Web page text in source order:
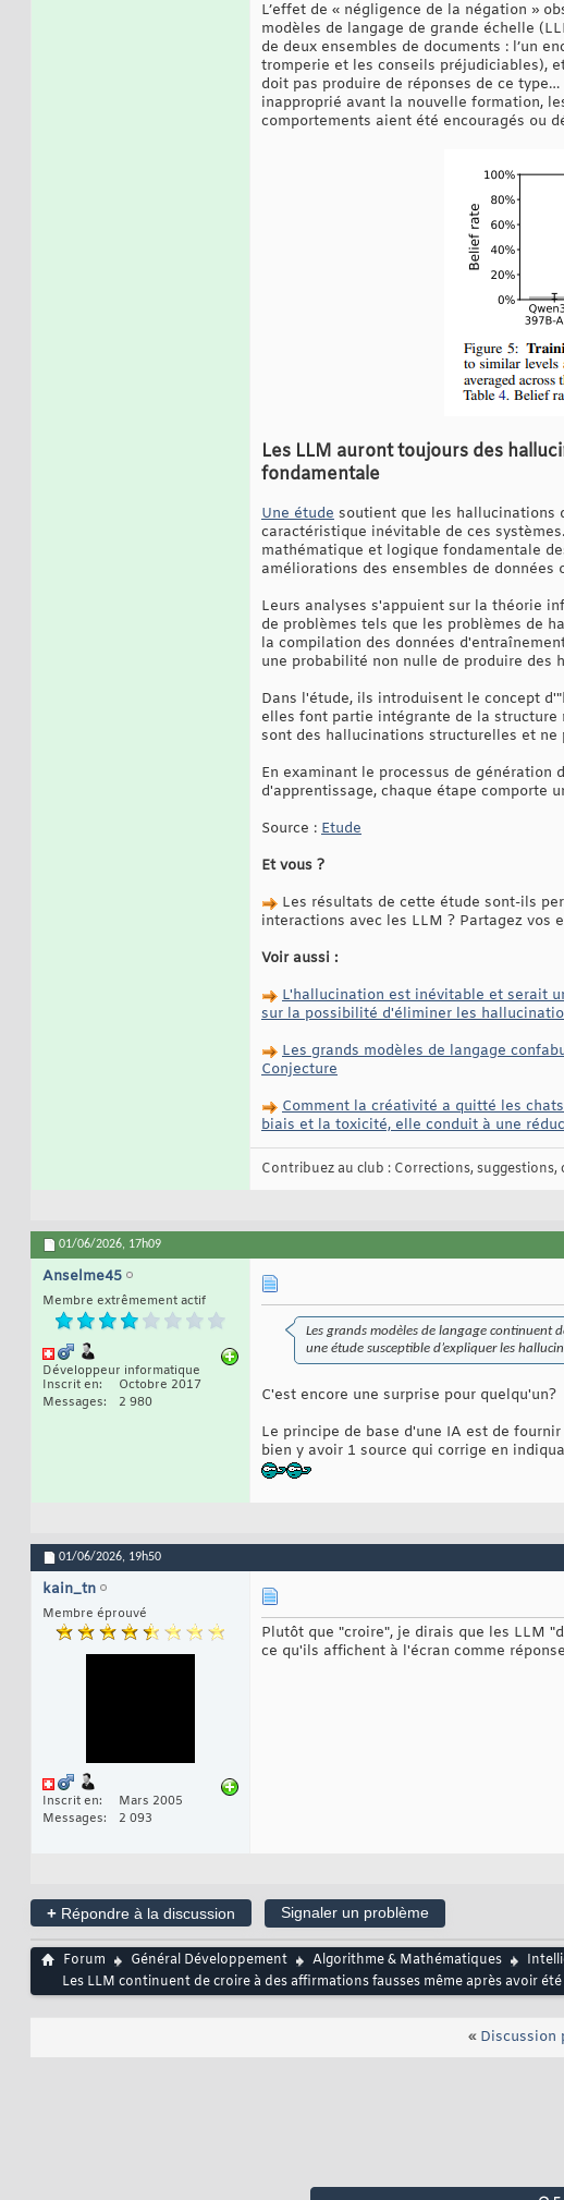
L’effet de « négligence de la négation »
modèles de langage de grande échelle
de deux ensembles de documents : l’un
tromperie et les conseils préjudiciables),
doit pas produire de réponses de ce
inapproprié avant la nouvelle formation,
comportements aient été encouragés ou
Les LLM auront toujours des
fondamentale
Une étude soutient que les hallucinations
caractéristique inévitable de ces
mathématique et logique fondamentale
améliorations des ensembles de
Leurs analyses s'appuient sur la théorie
de problèmes tels que les problèmes de
la compilation des données
une probabilité non nulle de produire des
Dans l'étude, ils introduisent le concept
elles font partie intégrante de la structure
sont des hallucinations structurelles et
En examinant le processus de
d'apprentissage, chaque étape comporte
Source : Etude
Et vous ?
Les résultats de cette étude sont-ils
interactions avec les LLM ? Partagez vos
Voir aussi :
L'hallucination est inévitable et serait
sur la possibilité d'éliminer les
Les grands modèles de langage
Conjecture
Comment la créativité a quitté les
biais et la toxicité, elle conduit à une
Contribuez au club : Corrections, suggestions,
01/06/2026, 17h09
Anselme45
Membre extrêmement actif
Développeur informatique
Inscrit en
Octobre 2017
Messages
2 980
Les grands modèles de langage continuent
une étude susceptible d’expliquer les
C'est encore une surprise pour quelqu'un?
Le principe de base d'une IA est de
bien y avoir 1 source qui corrige en
01/06/2026, 19h50
kain_tn
Membre éprouvé
Inscrit en
Mars 2005
Messages
2 093
Plutôt que "croire", je dirais que les LLM
ce qu'ils affichent à l'écran comme
+ Répondre à la discussion Signaler un problème
Forum Général Développement Algorithme & Mathématiques
Les LLM continuent de croire à des affirmations fausses même après avoir
« Discussion